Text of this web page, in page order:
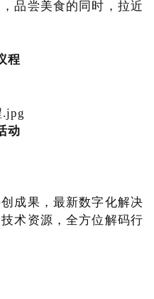
品尝美食的同时，拉近
程
动
成果，最新数字化解决
术资源，全方位解码行